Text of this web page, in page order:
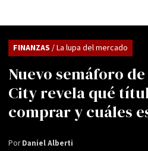
Nuevo semáforo
City revela qué
comprar y cuáles
FINANZAS / La lupa del mercado
PorDaniel Alberti